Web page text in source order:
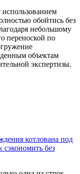
обойтись без
небольшому
переноской по
объектам
экспертизы.
котлована под
без